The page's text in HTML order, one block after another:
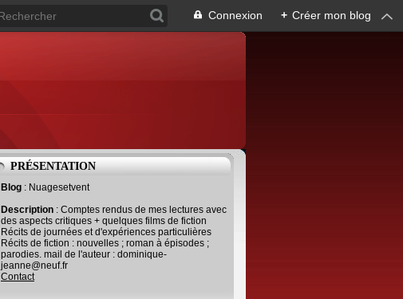
Connexion + Créer mon blog
PRÉSENTATION
Blog : Nuagesetvent
Description : Comptes rendus de mes lectures avec
des aspects critiques + quelques films de fiction
Récits de journées et d'expériences particulières
Récits de fiction : nouvelles ; roman à épisodes ;
parodies. mail de l'auteur : dominique-
jeanne@neuf.fr
Contact